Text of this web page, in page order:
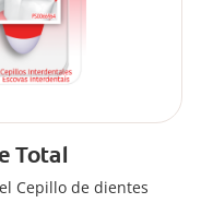
Total
Cepillo de dientes